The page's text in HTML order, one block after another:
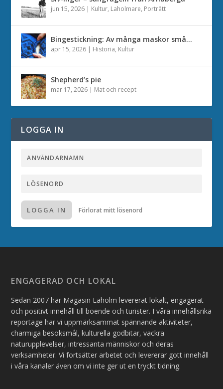
jun 15, 2026 | Kultur, Laholmare, Porträtt
Bingestickning: Av många maskor små…
apr 15, 2026 | Historia, Kultur
Shepherd’s pie
mar 17, 2026 | Mat och recept
LOGGA IN
LOGGA IN Förlorat mitt lösenord
ENGAGERAD OCH LOKAL
Sedan 2007 har Magasin Laholm levererat lokalt, engagerat
och positivt innehåll till boende och turister. I våra innehållsrika
reportage har vi uppmärksammat spännande aktiviteter,
charmiga besöksmål, kulturella godbitar, vackra
naturupplevelser, intressanta människor och deras
verksamheter. Vi fortsätter arbetet och levererar gott innehåll
i våra kanaler även om vi inte ger ut en tryckt tidning.